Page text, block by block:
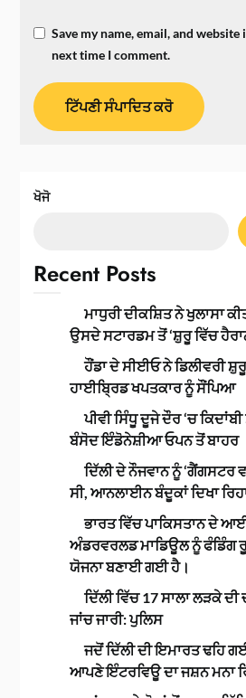
Save my name, email, and
next time I comment.
ਖੋਜੋ
Recent Posts
ਮਾਧੁਰੀ ਦੀਕਸ਼ਿਤ ਨੇ ਖੁਲਾਸਾ
ਉਸਦੇ ਸਟਾਰਡਮ ਤੋਂ ‘ਸ਼ੁਰੂ ਵਿੱਚ
ਹੌਂਡਾ ਦੇ ਸੀਈਓ ਨੇ ਡਿਲੀਵਰੀ
ਹਾਈਬ੍ਰਿਡ ਖਪਤਕਾਰ ਨੂੰ ਸੌਂਪਿਆ
ਪੀਵੀ ਸਿੰਧੂ ਦੂਜੇ ਦੌਰ ‘ਚ
ਬੰਸੋਦ ਇੰਡੋਨੇਸ਼ੀਆ ਓਪਨ ਤੋਂ ਬਾਹਰ
ਦਿੱਲੀ ਦੇ ਨੌਜਵਾਨ ਨੂੰ ‘ਗੈਂਗਸਟਰ
ਸੀ, ਆਨਲਾਈਨ ਬੰਦੂਕਾਂ ਦਿਖਾ
ਭਾਰਤ ਵਿੱਚ ਪਾਕਿਸਤਾਨ
ਅੰਡਰਵਰਲਡ ਮਾਡਿਊਲ ਨੂੰ ਫੰਡਿੰਗ
ਯੋਜਨਾ ਬਣਾਈ ਗਈ ਹੈ।
ਦਿੱਲੀ ਵਿੱਚ 17 ਸਾਲਾ ਲੜਕੇ
ਜਾਂਚ ਜਾਰੀ: ਪੁਲਿਸ
ਜਦੋਂ ਦਿੱਲੀ ਦੀ ਇਮਾਰਤ ਢਹਿ
ਆਪਣੇ ਇੰਟਰਵਿਊ ਦਾ ਜਸ਼ਨ ਮਨਾ